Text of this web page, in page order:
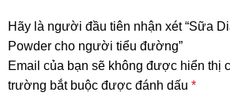
Hãy là người đầu tiên nhận xét “Sữa
Powder cho người tiểu đường”
Email của bạn sẽ không được hiển thị
trường bắt buộc được đánh dấu*